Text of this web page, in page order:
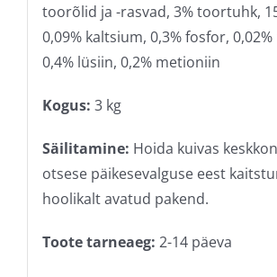
toorõlid ja -rasvad, 3% toortuhk,
0,09% kaltsium, 0,3% fosfor,
0,4% lüsiin, 0,2% metioniin
Kogus: 3 kg
Säilitamine: Hoida kuivas
otsese päikesevalguse eest
hoolikalt avatud pakend.
Toote tarneaeg: 2-14 päeva